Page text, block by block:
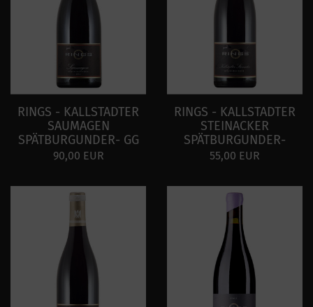
RINGS - KALLSTADTER
SAUMAGEN
SPÄTBURGUNDER- GG
90,00 EUR
RINGS - KALLSTADTER
STEINACKER
SPÄTBURGUNDER-
55,00 EUR